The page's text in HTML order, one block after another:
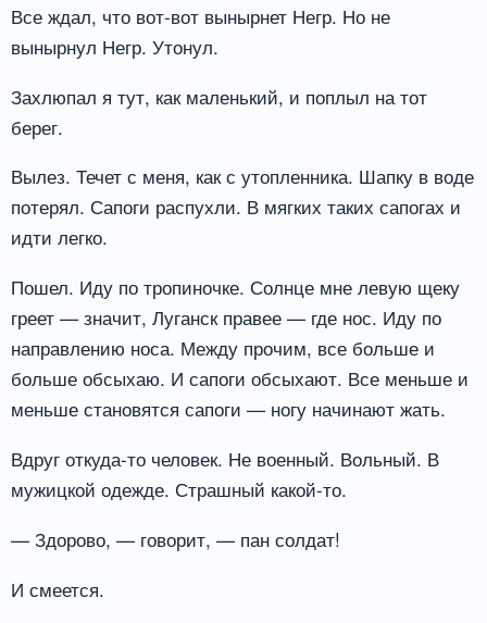
Все ждал, что вот-вот вынырнет Негр. Но не
вынырнул Негр. Утонул.
Захлюпал я тут, как маленький, и поплыл на тот
берег.
Вылез. Течет с меня, как с утопленника. Шапку в воде
потерял. Сапоги распухли. В мягких таких сапогах и
идти легко.
Пошел. Иду по тропиночке. Солнце мне левую щеку
греет — значит, Луганск правее — где нос. Иду по
направлению носа. Между прочим, все больше и
больше обсыхаю. И сапоги обсыхают. Все меньше и
меньше становятся сапоги — ногу начинают жать.
Вдруг откуда-то человек. Не военный. Вольный. В
мужицкой одежде. Страшный какой-то.
— Здорово, — говорит, — пан солдат!
И смеется.